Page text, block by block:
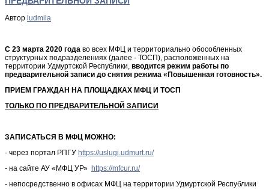
Автор ludmila
С 23 марта 2020 года во всех МФЦ и территориально обособленных
структурных подразделениях (далее - ТОСП), расположенных на
территории Удмуртской Республики, вводится режим работы по
предварительной записи до снятия режима «Повышенная готовность».
ПРИЕМ ГРАЖДАН НА ПЛОЩАДКАХ МФЦ И ТОСП
ТОЛЬКО ПО ПРЕДВАРИТЕЛЬНОЙ ЗАПИСИ
ЗАПИСАТЬСЯ В МФЦ МОЖНО:
- через портал РПГУ https://uslugi.udmurt.ru/
- на сайте АУ «МФЦ УР» https://mfcur.ru/
- непосредственно в офисах МФЦ на территории Удмуртской Республики